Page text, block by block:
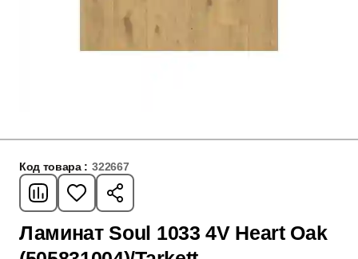
Код товара : 322667
Ламинат Soul 1033 4V Heart Oak